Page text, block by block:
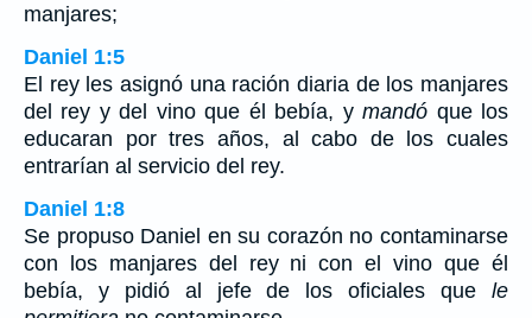
manjares;
Daniel 1:5
El rey les asignó una ración diaria de los manjares
del rey y del vino que él bebía, ymandó que los
educaran por tres años, al cabo de los cuales
entrarían al servicio del rey.
Daniel 1:8
Se propuso Daniel en su corazón no contaminarse
con los manjares del rey ni con el vino que él
bebía, y pidió al jefe de los oficiales que le